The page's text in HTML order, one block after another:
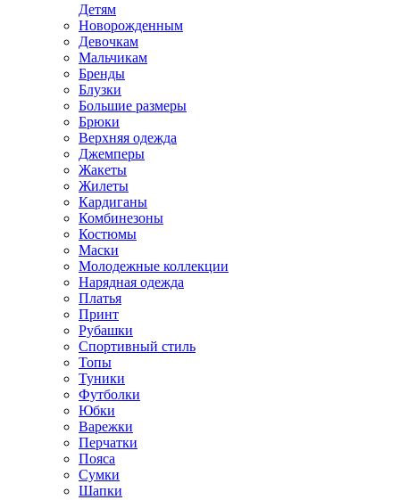
Детям
Новорожденным
Девочкам
Мальчикам
Бренды
Блузки
Большие размеры
Брюки
Верхняя одежда
Джемперы
Жакеты
Жилеты
Кардиганы
Комбинезоны
Костюмы
Маски
Молодежные коллекции
Нарядная одежда
Платья
Принт
Рубашки
Спортивный стиль
Топы
Туники
Футболки
Юбки
Варежки
Перчатки
Пояса
Сумки
Шапки